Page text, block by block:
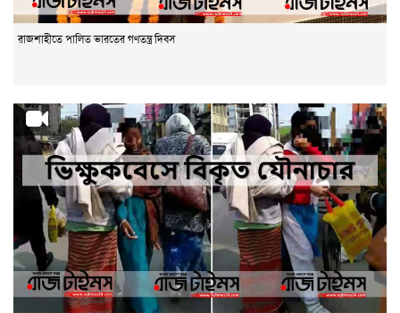
রাজশাহীতে পালিত ভারতের গণতন্ত্র দিবস